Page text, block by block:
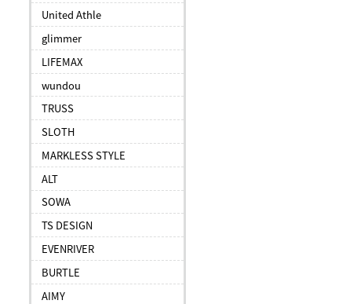
United Athle
glimmer
LIFEMAX
wundou
TRUSS
SLOTH
MARKLESS STYLE
ALT
SOWA
TS DESIGN
EVENRIVER
BURTLE
AIMY